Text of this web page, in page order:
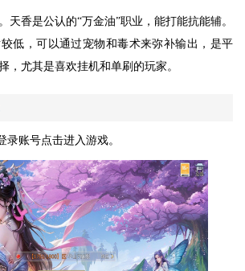
天香是公认的“万金油”职业，能打能抗能辅。
低，可以通过宠物和毒术来弥补输出，是平
，尤其是喜欢挂机和单刷的玩家。
录账号点击进入游戏。